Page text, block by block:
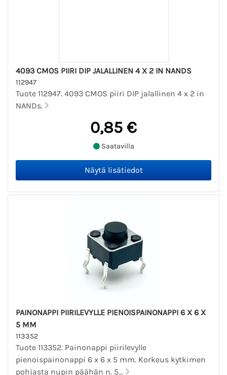
4093 CMOS PIIRI DIP JALALLINEN 4 X 2 IN NANDS
112947
Tuote 112947. 4093 CMOS piiri DIP jalallinen 4 x 2 in
NANDs.
0,85 €
Saatavilla
PAINONAPPI PIIRILEVYLLE PIENOISPAINONAPPI 6 X 6 X
5 MM
113352
Tuote 113352. Painonappi piirilevylle
pienoispainonappi 6 x 6 x 5 mm. Korkeus kytkimen
pohjasta nupin päähän n. 5...